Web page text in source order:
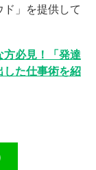
」を提供して
必見！「発達
した仕事術を紹